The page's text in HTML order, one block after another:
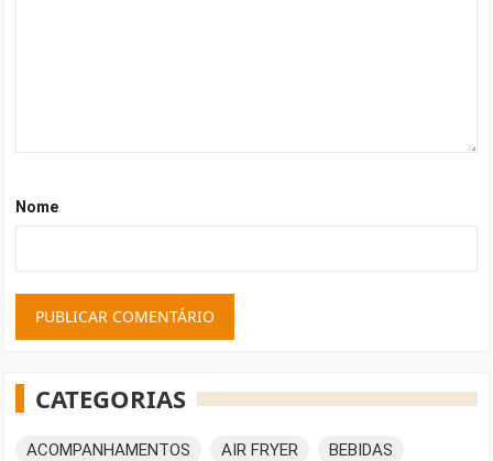
Nome
CATEGORIAS
ACOMPANHAMENTOS AIR FRYER BEBIDAS